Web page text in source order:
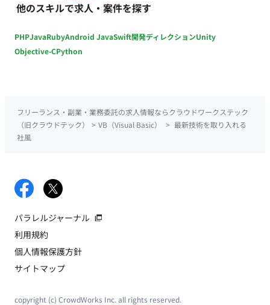
他のスキルで求人・案件を探す
PHPJavaRubyAndroid JavaSwift開発ディレクションUnity
Objective-CPython
フリーランス・副業・業務委託の求人情報ならクラウドワークステック
（旧クラウドテック）
> VB（Visual Basic） > 最新技術を取り入れる
社風
パラレルジャーナル
利用規約
個人情報保護方針
サイトマップ
copyright (c) CrowdWorks Inc. all rights reserved.